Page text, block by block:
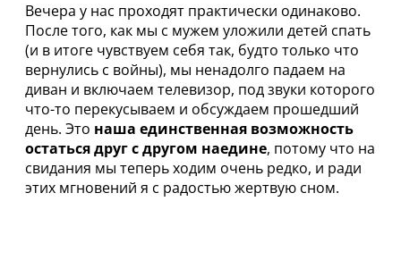
Вечера у нас проходят практически одинаково.
После того, как мы с мужем уложили детей спать
(и в итоге чувствуем себя так, будто только что
вернулись с войны), мы ненадолго падаем на
диван и включаем телевизор, под звуки которого
что-то перекусываем и обсуждаем прошедший
день. Это наша единственная возможность
остаться друг с другом наедине, потому что на
свидания мы теперь ходим очень редко, и ради
этих мгновений я с радостью жертвую сном.